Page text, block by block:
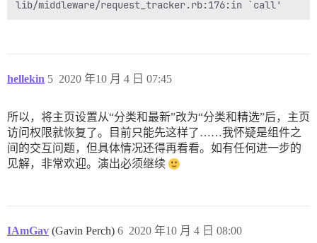
hellekin 2020 年10 月 4 日 07:45
5
所以，将主页设置从“分类和最新”改为“分类和精选”后，主页
访问权限就恢复了。目前只能先这样了……我怀疑是组件之
间的交互问题，但具体情况还得再看看。如有任何进一步的
见解，非常欢迎。演出必须继续
IAmGav (Gavin Perch) 2020 年10 月 4 日 08:00
6